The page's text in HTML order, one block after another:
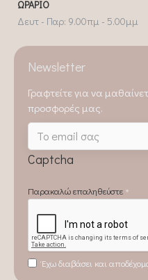
ΩΡΆΡΙΟ
Δευτ - Παρ: 9.00πμ - 5.00μμ
Newsletter
Γραφτείτε για να
προσφορές μας.
Captcha
Παρακαλώ επαληθεύστε
Έχω διαβάσει και